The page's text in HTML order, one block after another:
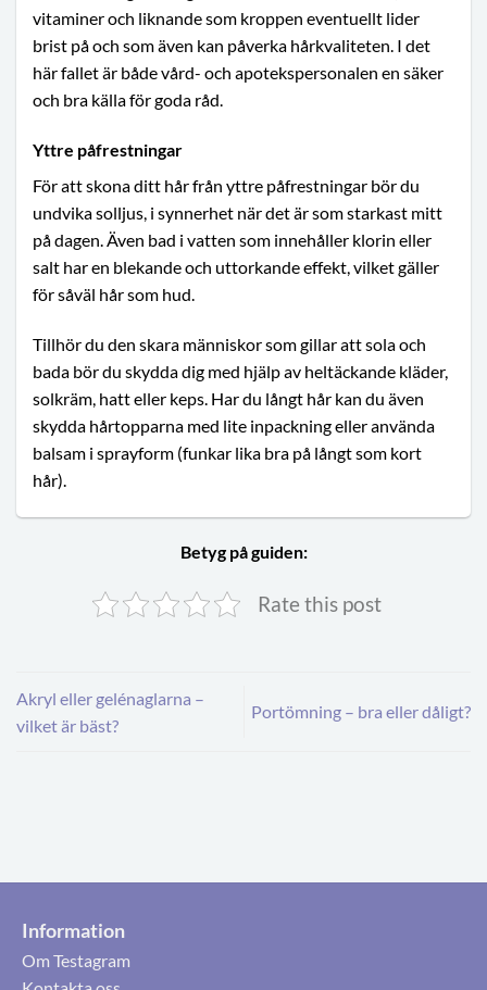
vitaminer och liknande som kroppen eventuellt lider
brist på och som även kan påverka hårkvaliteten. I det
här fallet är både vård- och apotekspersonalen en säker
och bra källa för goda råd.
Yttre påfrestningar
För att skona ditt hår från yttre påfrestningar bör du
undvika solljus, i synnerhet när det är som starkast mitt
på dagen. Även bad i vatten som innehåller klorin eller
salt har en blekande och uttorkande effekt, vilket gäller
för såväl hår som hud.
Tillhör du den skara människor som gillar att sola och
bada bör du skydda dig med hjälp av heltäckande kläder,
solkräm, hatt eller keps. Har du långt hår kan du även
skydda hårtopparna med lite inpackning eller använda
balsam i sprayform (funkar lika bra på långt som kort
hår).
Betyg på guiden:
Rate this post
Akryl eller gelénaglarna –
vilket är bäst?
Portömning – bra eller dåligt?
Information
Om Testagram